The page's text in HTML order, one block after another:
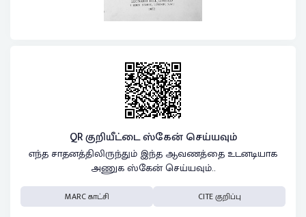
QR குறியீட்டை ஸ்கேன் செய்யவும்
எந்த சாதனத்திலிருந்தும் இந்த ஆவணத்தை உடனடியாக
அணுக ஸ்கேன் செய்யவும்..
MARC காட்சி CITE குறிப்பு